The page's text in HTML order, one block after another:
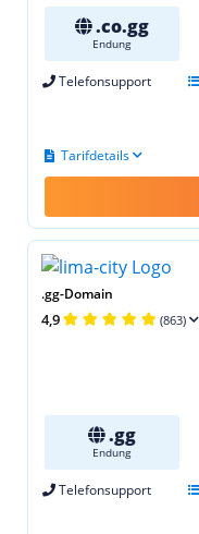
.co.gg
Endung
Telefonsupport
Tarifdetails
.gg-Domain
4,9 (863)
.gg
Endung
Telefonsupport